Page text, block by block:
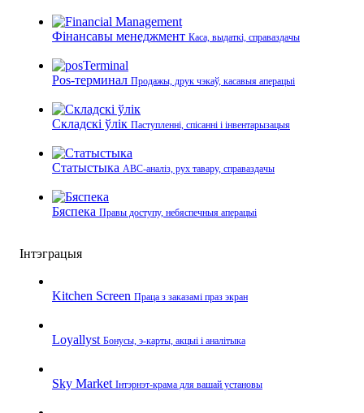
Фінансавы менеджмент Каса, выдаткі, справаздачы
Pos-терминал Продажы, друк чэкаў, касавыя аперацыі
Складскі ўлік Паступленні, спісанні і інвентарызацыя
Статыстыка ABC-аналіз, рух тавару, справаздачы
Бяспека Правы доступу, небяспечныя аперацыі
Інтэграцыя
Kitchen Screen Праца з заказамі праз экран
Loyallyst Бонусы, э‑карты, акцыі і аналітыка
Sky Market Інтэрнэт‑крама для вашай установы